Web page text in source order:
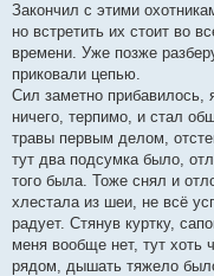
Закончил с этими
но встретить их стоит во
времени. Уже позже
приковали цепью.
Сил заметно прибавилось,
ничего, терпимо, и стал
травы первым делом,
тут два подсумка было,
того была. Тоже снял и
хлестала из шеи, не всё
радует. Стянув куртку,
меня вообще нет, тут хоть
рядом, дышать тяжело